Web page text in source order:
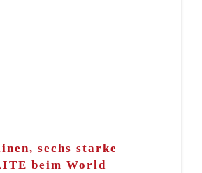
sechs starke
beim World